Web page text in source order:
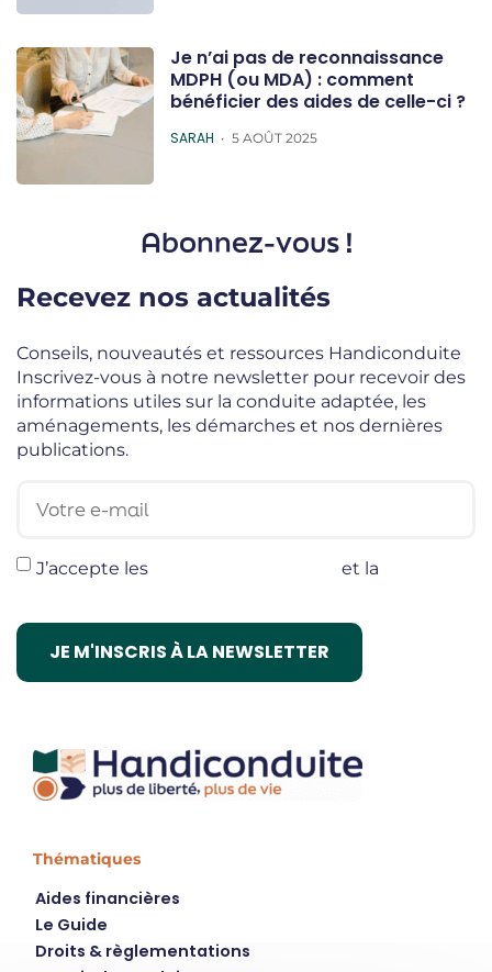
Je n’ai pas de reconnaissance
MDPH (ou MDA) : comment
bénéficier des aides de celle-ci ?
POSTED
SARAH 5 AOÛT 2025
Abonnez-vous !
Recevez nos actualités
Conseils, nouveautés et ressources Handiconduite
Inscrivez-vous à notre newsletter pour recevoir des
informations utiles sur la conduite adaptée, les
aménagements, les démarches et nos dernières
publications.
J’accepte les et la
Thématiques
Aides financières
Le Guide
Droits & règlementations